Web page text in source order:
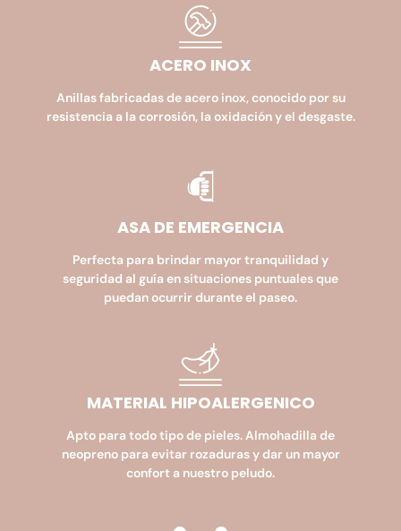
ACERO INOX
Anillas fabricadas de acero inox, conocido por su
resistencia a la corrosión, la oxidación y el desgaste.
ASA DE EMERGENCIA​
Perfecta para brindar mayor tranquilidad y
seguridad al guía en situaciones puntuales que
puedan ocurrir durante el paseo.
MATERIAL HIPOALERGENICO​
Apto para todo tipo de pieles. Almohadilla de
neopreno para evitar rozaduras y dar un mayor
confort a nuestro peludo.